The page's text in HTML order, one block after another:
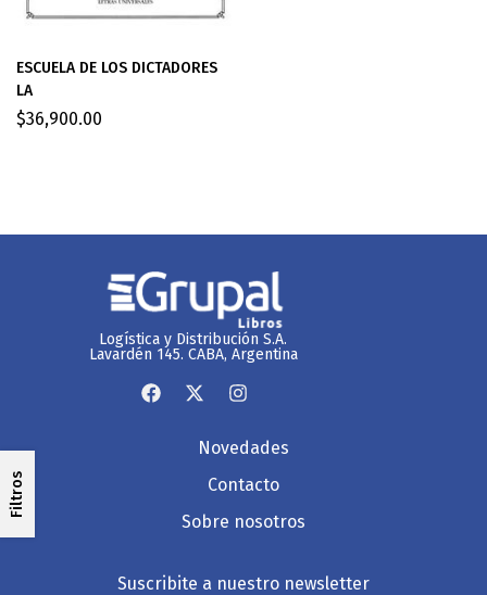
Filtros
ESCUELA DE LOS DICTADORES
LA
$36,900.00
Logística y Distribución S.A.
Lavardén 145. CABA, Argentina
Novedades
Contacto
Sobre nosotros
Suscribite a nuestro newsletter